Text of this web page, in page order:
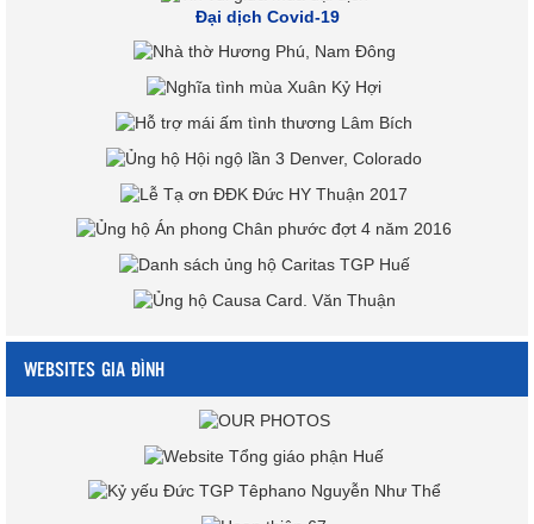
Đại dịch Covid-19
WEBSITES GIA ĐÌNH